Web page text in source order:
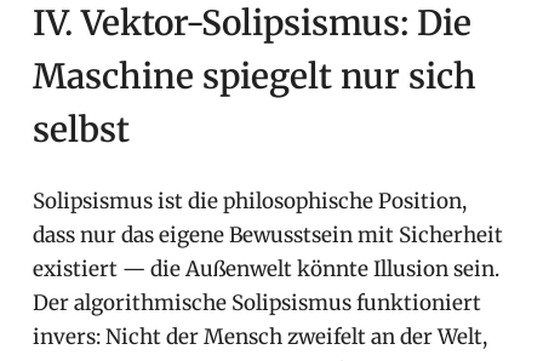
IV. Vektor-Solipsismus: Die
Maschine spiegelt nur sich
selbst
Solipsismus ist die philosophische Position,
dass nur das eigene Bewusstsein mit Sicherheit
existiert — die Außenwelt könnte Illusion sein.
Der algorithmische Solipsismus funktioniert
invers: Nicht der Mensch zweifelt an der Welt,